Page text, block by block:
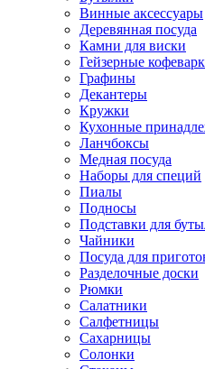
Винные аксессуары
Деревянная посуда
Камни для виски
Гейзерные
Графины
Декантеры
Кружки
Кухонные
Ланчбоксы
Медная посуда
Наборы для специй
Пиалы
Подносы
Подставки для
Чайники
Посуда для
Разделочные доски
Рюмки
Салатники
Салфетницы
Сахарницы
Солонки